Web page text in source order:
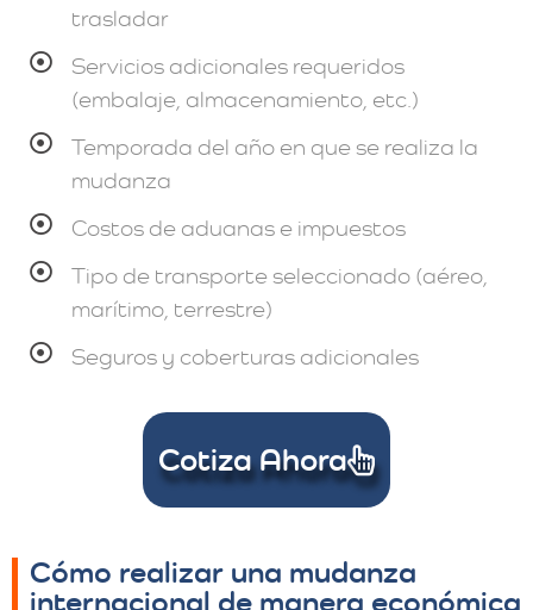
trasladar
Servicios adicionales requeridos
(embalaje, almacenamiento, etc.)
Temporada del año en que se realiza la
mudanza
Costos de aduanas e impuestos
Tipo de transporte seleccionado (aéreo,
marítimo, terrestre)
Seguros y coberturas adicionales
Cotiza Ahora
Cómo realizar una mudanza
internacional de manera económica